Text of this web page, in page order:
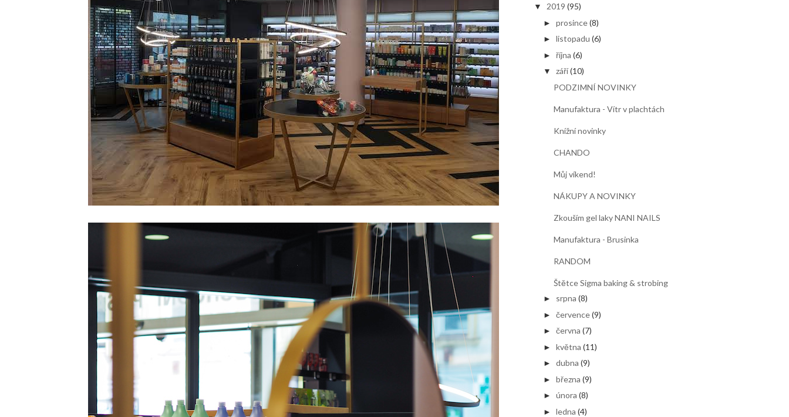
▼ 2019 (95)
►prosince(8)
►listopadu (6)
►října (6)
▼ září(10)
PODZIMNÍ NOVINKY
Manufaktura - Vítr v plachtách
Knížní novinky
CHANDO
Můj víkend!
NÁKUPY A NOVINKY
Zkouším gel laky NANI NAILS
Manufaktura - Brusinka
RANDOM
Štětce Sigma baking & strobing
► srpna (8)
►července(9)
►června (7)
►května (11)
►dubna (9)
►března (9)
►února (8)
►ledna (4)